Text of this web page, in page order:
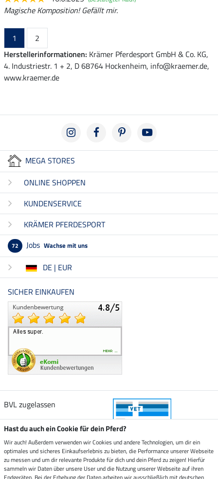
Magische Komposition! Gefällt mir.
1
2
Herstellerinformationen: Krämer Pferdesport GmbH & Co. KG,
4. Industriestr. 1 + 2, D 68764 Hockenheim, info@kraemer.de,
www.kraemer.de
MEGA STORES
ONLINE SHOPPEN
KUNDENSERVICE
KRÄMER PFERDESPORT
72 Jobs Wachse mit uns
DE | EUR
SICHER EINKAUFEN
BVL zugelassen
Zustellung durch
Hast du auch ein Cookie für dein Pferd?
Wir auch! Außerdem verwenden wir Cookies und andere Technologien, um dir ein
optimales und sicheres Einkaufserlebnis zu bieten, die Performance unserer Webseite
zu messen und um dir relevante Produkte für dich und dein Pferd zu zeigen! Hierfür
sammeln wir Daten über unsere User und die Nutzung unserer Webseite auf ihren